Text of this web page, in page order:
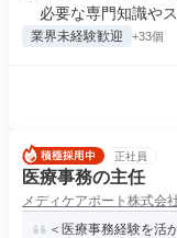
必要な専門知識やス
業界未経験歓迎 +33個
正社員
医療事務の主任
メディケアポート株式会
＜医療事務経験を活